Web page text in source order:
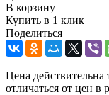
В корзину
Купить в 1 клик
Поделиться
Цена действительна
отличаться от цен в